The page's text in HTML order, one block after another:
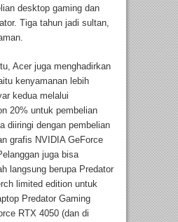
desktop gaming dan
Tiga tahun jadi sultan,
Acer juga menghadirkan
kenyamanan lebih
kedua melalui
20% untuk pembelian
diiringi dengan pembelian
grafis NVIDIA GeForce
juga bisa
langsung berupa Predator
limited edition untuk
Predator Gaming
RTX 4050 (dan di